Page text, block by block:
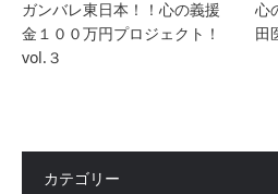
ガンバレ東日本！！心の義援
金１００万円プロジェクト！
vol.３
心
田
カテゴリー